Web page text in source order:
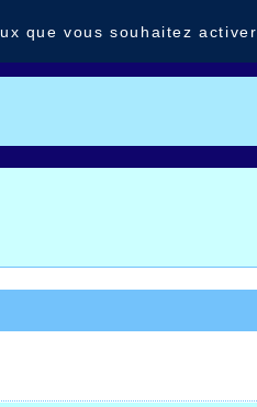
que vous souhaitez activer